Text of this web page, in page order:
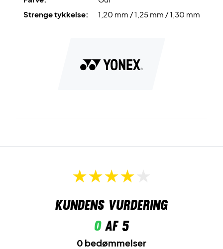
Strenge tykkelse:
1,20 mm / 1,25 mm / 1,30 mm
Kundens vurdering
0af 5
0 bedømmelser